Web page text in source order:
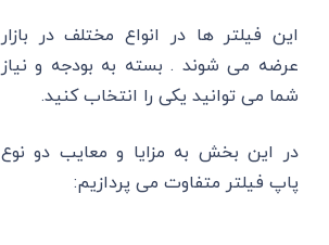
این فیلتر ها در انواع مختلف در بازار
عرضه می شوند . بسته به بودجه و نیاز
شما می توانید یکی را انتخاب کنید.
در این بخش به مزایا و معایب دو نوع
پاپ فیلتر متفاوت می پردازیم: